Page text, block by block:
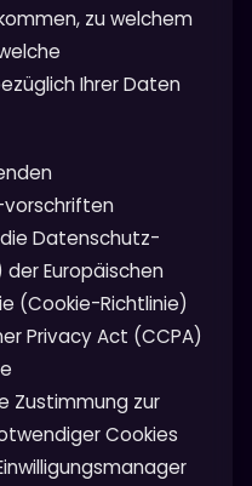
zu welchem
Ihrer Daten
Datenschutz-
der Europäischen
(Cookie-Richtlinie)
Privacy Act (CCPA)
Zustimmung zur
Cookies